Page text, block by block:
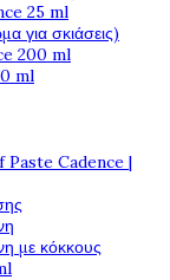
25 ml
για σκιάσεις)
200 ml
ml
Paste Cadence |
με κόκκους